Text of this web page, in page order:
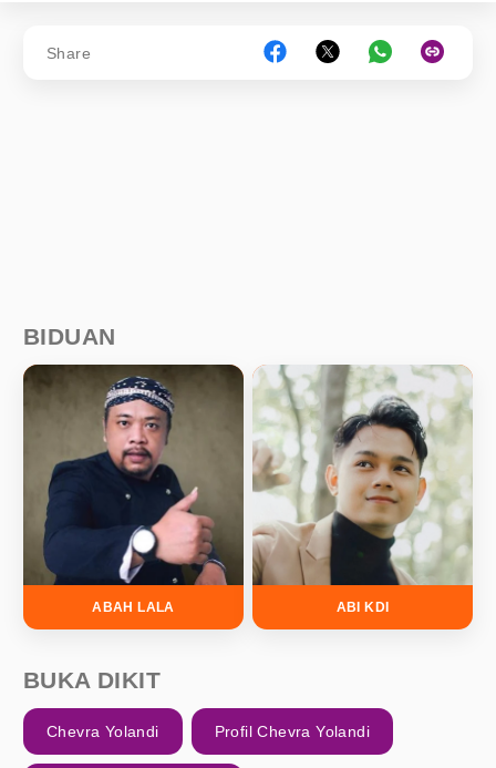
Share
BIDUAN
ABAH LALA ABI KDI
BUKA DIKIT
Chevra Yolandi Profil Chevra Yolandi